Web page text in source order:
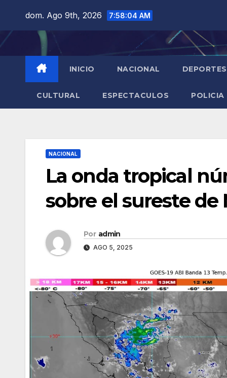
contenido
dom. Ago 9th, 2026 7:58:05 AM
INICIO NACIONAL DEPORTES
CULTURAL ESPECTACULOS POLICIA
NACIONAL
La onda tropical
sobre el sureste de
Por admin
AGO 5, 2025